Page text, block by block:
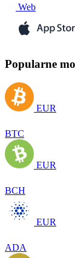
Web
Popularne
EUR
BTC
EUR
BCH
EUR
ADA